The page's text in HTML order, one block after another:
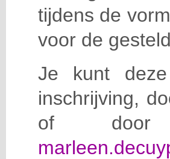
tijdens de
voor de
Je kunt
inschrijving,
of door